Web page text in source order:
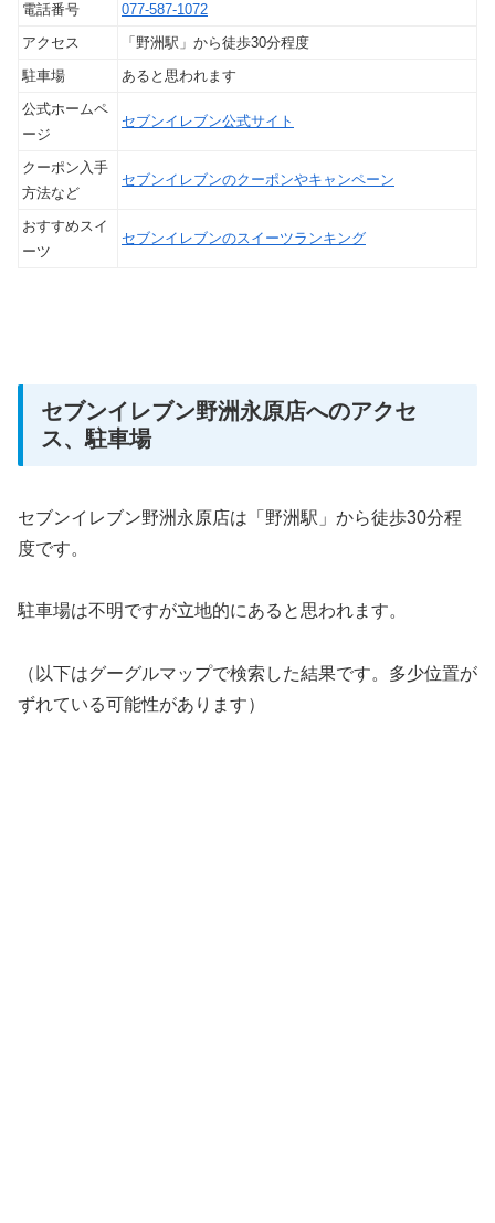
電話番号
077-587-1072
アクセス
「野洲駅」から徒歩30分程度
駐車場
あると思われます
公式ホームペ
ージ
セブンイレブン公式サイト
クーポン入手
方法など
セブンイレブンのクーポンやキャンペーン
おすすめスイ
ーツ
セブンイレブンのスイーツランキング
セブンイレブン野洲永原店へのアクセ
ス、駐車場
セブンイレブン野洲永原店は「野洲駅」から徒歩30分程
度です。
駐車場は不明ですが立地的にあると思われます。
（以下はグーグルマップで検索した結果です。多少位置が
ずれている可能性があります）